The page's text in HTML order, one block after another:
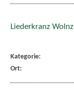
Liederkranz
Kategorie:
Ort: